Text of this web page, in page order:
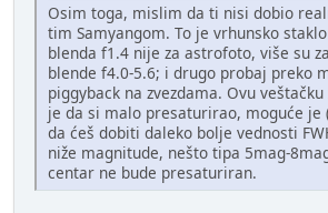
Osim toga, mislim da ti nisi dobio
tim Samyangom. To je vrhunsko
blenda f1.4 nije za astrofoto, više su
blende f4.0-5.6; i drugo probaj preko
piggyback na zvezdama. Ovu
je da si malo presaturirao, moguće je
da ćeš dobiti daleko bolje vednosti
niže magnitude, nešto tipa 5mag-
centar ne bude presaturiran.